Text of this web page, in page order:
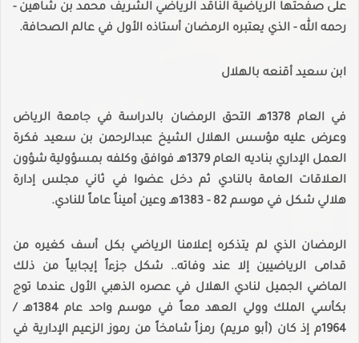
على صفحتها الرياضية الناقد الرياضي الشريف محمد بن شاهين -
رحمه الله - الذي يعتبره الرمضان أستاذه الأول في عالم الصحافة.
ابن سعيد أقنعه بالهلال
في العام 1378هـ التحق الرمضان بالدراسة في جامعة الرياض
وعرض عليه مؤسس الهلال الشيخ عبدالرحمن بن سعيد فكرة
العمل الإداري بناديه العام 1379هـ فوافق وكلفه بمسؤولية شؤون
العلاقات العامة بالنادي ثم دخل عضوا في ثاني مجلس إدارة
هلالي شكل في موسم 82 - 1383هـ وعين أميناً عاماً للنادي.
الرمضان الذي لم يتذكره إعلامنا الرياضي بكل أسف كغيره من
قدامى الرياضيين إلا عند وفاته.. شكل جزءاً إيجابياً من ذلك
الماضي الجميل لنادي الهلال في عصره الذهبي الأول عندما توج
بكأسي الملك وولي العهد معاً في موسم واحد عام 1384هـ /
1964م إذ كان (أبو مريم) رمزاً شامخاً من رموز الزعيم الإدارية في